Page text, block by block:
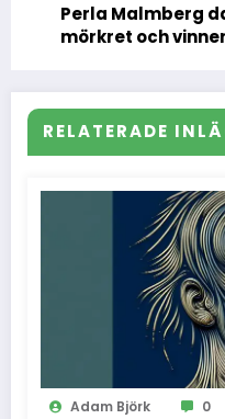
Perla Malmberg
mörkret och
RELATERADE
Adam Björk 0